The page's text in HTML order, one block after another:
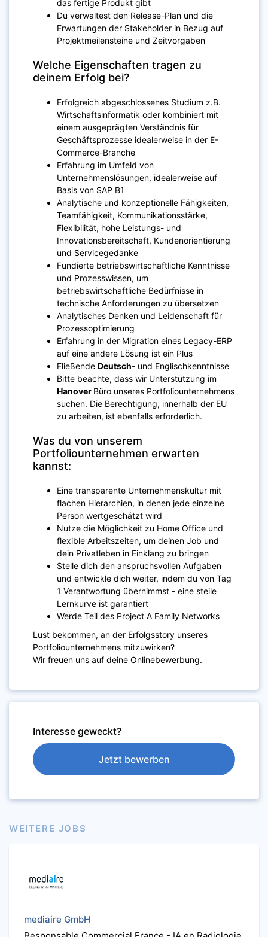
das fertige Produkt gibt
Du verwaltest den Release-Plan und die
Erwartungen der Stakeholder in Bezug auf
Projektmeilensteine und Zeitvorgaben
Welche Eigenschaften tragen zu
deinem Erfolg bei?
Erfolgreich abgeschlossenes Studium z.B.
Wirtschaftsinformatik oder kombiniert mit
einem ausgeprägten Verständnis für
Geschäftsprozesse idealerweise in der E-
Commerce-Branche
Erfahrung im Umfeld von
Unternehmenslösungen, idealerweise auf
Basis von SAP B1
Analytische und konzeptionelle Fähigkeiten,
Teamfähigkeit, Kommunikationsstärke,
Flexibilität, hohe Leistungs- und
Innovationsbereitschaft, Kundenorientierung
und Servicegedanke
Fundierte betriebswirtschaftliche Kenntnisse
und Prozesswissen, um
betriebswirtschaftliche Bedürfnisse in
technische Anforderungen zu übersetzen
Analytisches Denken und Leidenschaft für
Prozessoptimierung
Erfahrung in der Migration eines Legacy-ERP
auf eine andere Lösung ist ein Plus
Fließende Deutsch- und Englischkenntnisse
Bitte beachte, dass wir Unterstützung im
Hanover Büro unseres Portfoliounternehmens
suchen. Die Berechtigung, innerhalb der EU
zu arbeiten, ist ebenfalls erforderlich.
Was du von unserem
Portfoliounternehmen erwarten
kannst:
Eine transparente Unternehmenskultur mit
flachen Hierarchien, in denen jede einzelne
Person wertgeschätzt wird
Nutze die Möglichkeit zu Home Office und
flexible Arbeitszeiten, um deinen Job und
dein Privatleben in Einklang zu bringen
Stelle dich den anspruchsvollen Aufgaben
und entwickle dich weiter, indem du von Tag
1 Verantwortung übernimmst - eine steile
Lernkurve ist garantiert
Werde Teil des Project A Family Networks
Lust bekommen, an der Erfolgsstory unseres
Portfoliounternehmens mitzuwirken?
Wir freuen uns auf deine Onlinebewerbung.
Interesse geweckt?
Jetzt bewerben
WEITERE JOBS
mediaire GmbH